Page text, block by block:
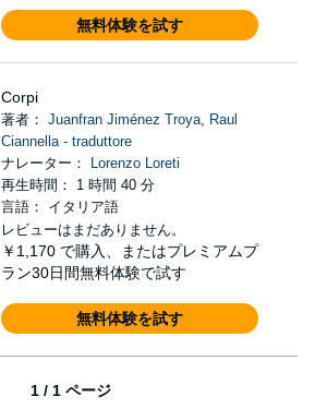
無料体験を試す
Corpi
著者： Juanfran Jiménez Troya, Raul
Ciannella - traduttore
ナレーター：
Lorenzo Loreti
再生時間： 1 時間 40 分
言語： イタリア語
レビューはまだありません。
￥1,170 で購入、またはプレミアムプ
ラン30日間無料体験で試す
無料体験を試す
1 / 1 ページ